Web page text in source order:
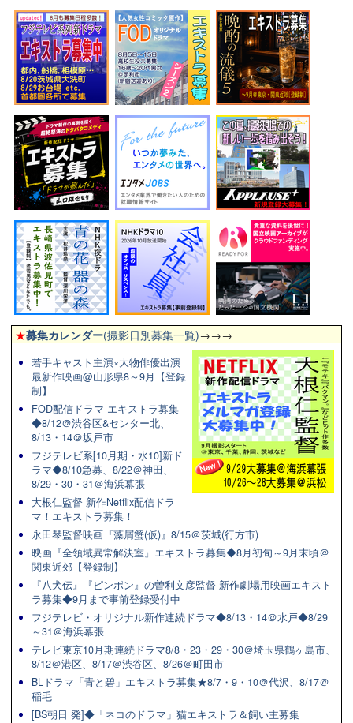
★募集カレンダー(撮影日別募集一覧)→→→
若手キャスト主演×大物俳優出演
最新作映画@山形県8～9月【登録
制】
FOD配信ドラマ エキストラ募集
◆8/12＠渋谷区&センター北、
8/13・14＠坂戸市
フジテレビ系[10月期・水10]新ド
ラマ◆8/10急募、8/22＠神田、
8/29・30・31＠海浜幕張
大根仁監督 新作Netflix配信ドラ
マ！エキストラ募集！
永田琴監督映画『藻屑蟹(仮)』8/15＠茨城(行方市)
映画『全領域異常解決室』エキストラ募集◆8月初旬～9月末頃＠
関東近郊【登録制】
『八犬伝』『ピンポン』の曽利文彦監督 新作劇場用映画エキスト
ラ募集◆9月まで事前登録受付中
フジテレビ・オリジナル新作連続ドラマ◆8/13・14＠水戸◆8/29
～31＠海浜幕張
テレビ東京10月期連続ドラマ8/8・23・29・30＠埼玉県鶴ヶ島市、
8/12＠港区、8/17＠渋谷区、8/26＠町田市
BLドラマ「青と碧」エキストラ募集★8/7・9・10＠代沢、8/17＠
稲毛
[BS朝日 発]◆「ネコのドラマ」猫エキストラ＆飼い主募集